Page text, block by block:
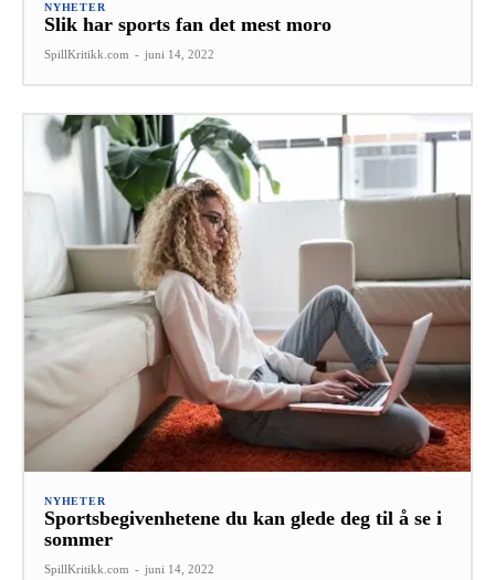
NYHETER
Slik har sports fan det mest moro
SpillKritikk.com - juni 14, 2022
NYHETER
Sportsbegivenhetene du kan glede deg til å se i
sommer
SpillKritikk.com - juni 14, 2022